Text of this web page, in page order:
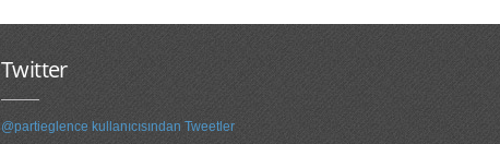
Twitter
@partieglence kullanıcısından Tweetler